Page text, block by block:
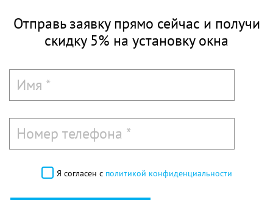
Отправь заявку прямо сейчас и получи
скидку 5% на установку окна
Я согласен с политикой конфиденциальности